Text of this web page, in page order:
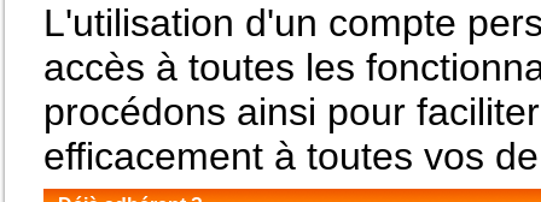
L'utilisation d'un compte
accès à toutes les
procédons ainsi pour
efficacement à toutes vos